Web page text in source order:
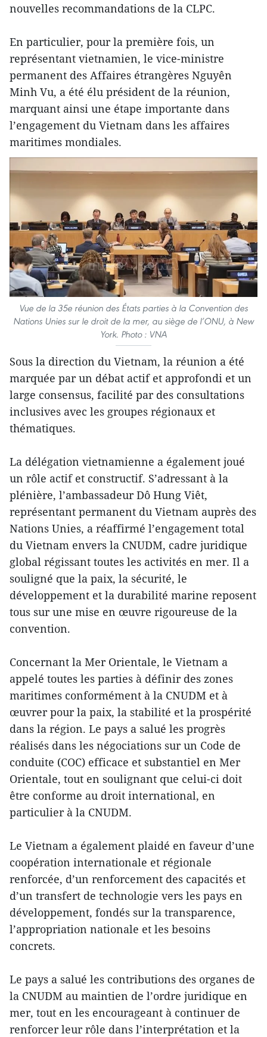
nouvelles recommandations de la CLPC.
En particulier, pour la première fois, un
représentant vietnamien, le vice-ministre
permanent des Affaires étrangères Nguyên
Minh Vu, a été élu président de la réunion,
marquant ainsi une étape importante dans
l’engagement du Vietnam dans les affaires
maritimes mondiales.
Vue de la 35e réunion des États parties à la Convention des
Nations Unies sur le droit de la mer, au siège de l’ONU, à New
York. Photo : VNA
Sous la direction du Vietnam, la réunion a été
marquée par un débat actif et approfondi et un
large consensus, facilité par des consultations
inclusives avec les groupes régionaux et
thématiques.
La délégation vietnamienne a également joué
un rôle actif et constructif. S’adressant à la
plénière, l’ambassadeur Dô Hung Viêt,
représentant permanent du Vietnam auprès des
Nations Unies, a réaffirmé l’engagement total
du Vietnam envers la CNUDM, cadre juridique
global régissant toutes les activités en mer. Il a
souligné que la paix, la sécurité, le
développement et la durabilité marine reposent
tous sur une mise en œuvre rigoureuse de la
convention.
Concernant la Mer Orientale, le Vietnam a
appelé toutes les parties à définir des zones
maritimes conformément à la CNUDM et à
œuvrer pour la paix, la stabilité et la prospérité
dans la région. Le pays a salué les progrès
réalisés dans les négociations sur un Code de
conduite (COC) efficace et substantiel en Mer
Orientale, tout en soulignant que celui-ci doit
être conforme au droit international, en
particulier à la CNUDM.
Le Vietnam a également plaidé en faveur d’une
coopération internationale et régionale
renforcée, d’un renforcement des capacités et
d’un transfert de technologie vers les pays en
développement, fondés sur la transparence,
l’appropriation nationale et les besoins
concrets.
Le pays a salué les contributions des organes de
la CNUDM au maintien de l’ordre juridique en
mer, tout en les encourageant à continuer de
renforcer leur rôle dans l’interprétation et la